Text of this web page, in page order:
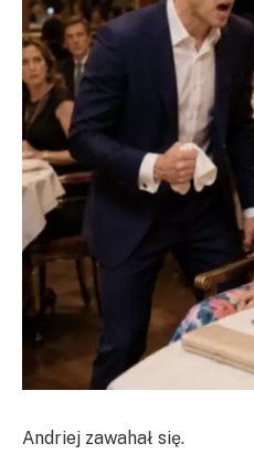
Andriej zawahał się.